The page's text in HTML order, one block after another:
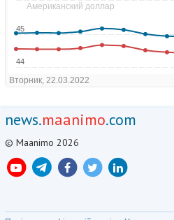
news.maanimo.com
© Maanimo 2026